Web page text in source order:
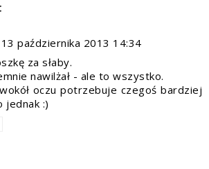
13 października 2013 14:34
za słaby.
nawilżał - ale to wszystko.
oczu potrzebuje czegoś bardziej
jednak :)